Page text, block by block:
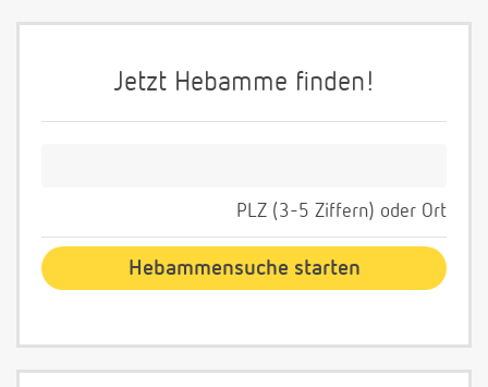
Jetzt Hebamme finden!
PLZ (3-5 Ziffern) oder Ort